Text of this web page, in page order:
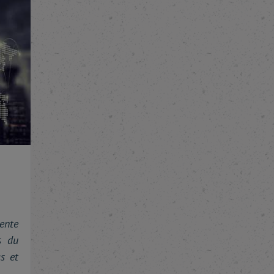
du
et